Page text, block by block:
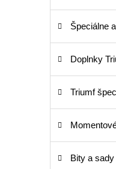
Špeciálne
Doplnky
Triumf
Bity a